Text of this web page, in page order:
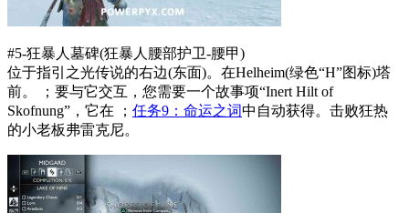
#5-狂暴人墓碑(狂暴人腰部护卫-腰甲)
位于指引之光传说的右边(东面)。在Helheim(绿色“H”图标)塔
前。 ；要与它交互，您需要一个故事项“Inert Hilt of
Skofnung”，它在 ； 任务9：命运之词中自动获得。击败狂热
的小老板弗雷克尼。